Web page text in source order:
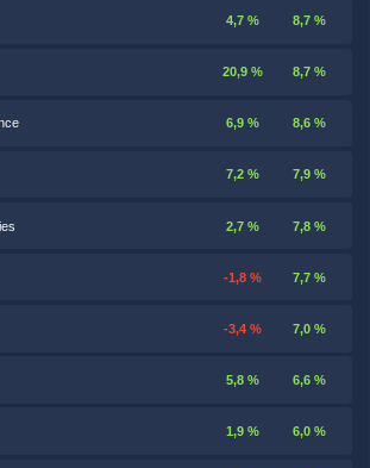
4,7 % 8,7 %
20,9 % 8,7 %
6,9 % 8,6 %
7,2 % 7,9 %
2,7 % 7,8 %
-1,8 % 7,7 %
-3,4 % 7,0 %
5,8 % 6,6 %
1,9 % 6,0 %